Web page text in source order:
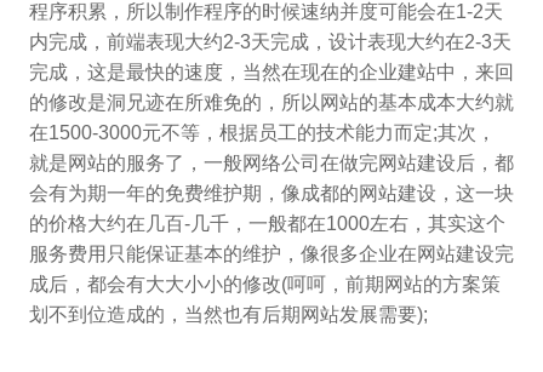
程序积累，所以制作程序的时候速纳并度可能会在1-2天
内完成，前端表现大约2-3天完成，设计表现大约在2-3天
完成，这是最快的速度，当然在现在的企业建站中，来回
的修改是洞兄迹在所难免的，所以网站的基本成本大约就
在1500-3000元不等，根据员工的技术能力而定;其次，
就是网站的服务了，一般网络公司在做完网站建设后，都
会有为期一年的免费维护期，像成都的网站建设，这一块
的价格大约在几百-几千，一般都在1000左右，其实这个
服务费用只能保证基本的维护，像很多企业在网站建设完
成后，都会有大大小小的修改(呵呵，前期网站的方案策
划不到位造成的，当然也有后期网站发展需要);